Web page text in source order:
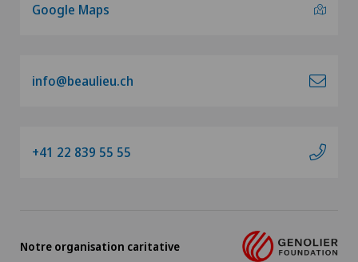
Google Maps
info@beaulieu.ch
+41 22 839 55 55
Notre organisation caritative